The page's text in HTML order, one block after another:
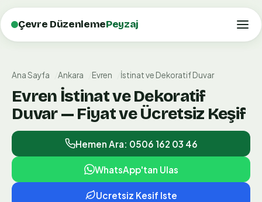
Çevre DüzenlemePeyzaj
Ana Sayfa Ankara Evren İstinat ve Dekoratif Duvar
Evren İstinat ve Dekoratif
Duvar — Fiyat ve Ücretsiz Keşif
Hemen Ara: 0506 162 03 46
WhatsApp'tan Ulas
Ucretsiz Kesif Iste